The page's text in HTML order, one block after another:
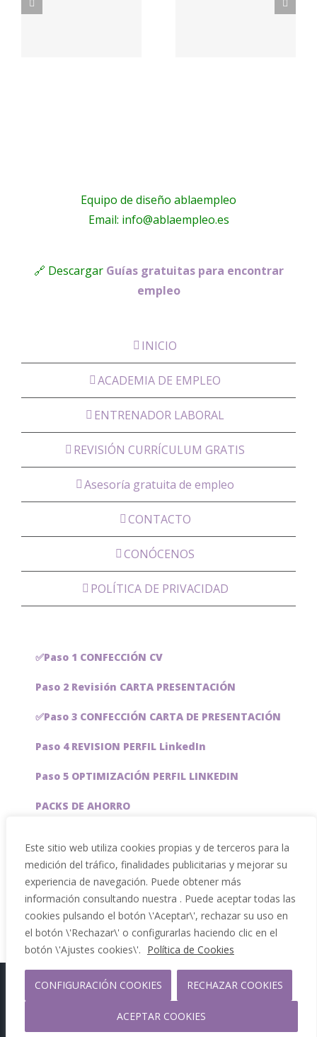
Este sitio web utiliza cookies propias y de terceros para la
medición del tráfico, finalidades publicitarias y mejorar su
experiencia de navegación. Puede obtener más
información consultando nuestra . Puede aceptar todas las
cookies pulsando el botón \'Aceptar\', rechazar su uso en
el botón \'Rechazar\' o configurarlas haciendo clic en el
botón \'Ajustes cookies\'. Política de Cookies
CONFIGURACIÓN COOKIES RECHAZAR COOKIES
ACEPTAR COOKIES
con
Equipo de diseño ablaempleo
Email: info@ablaempleo.es
🔗 Descargar Guías gratuitas para encontrar
empleo
INICIO
ACADEMIA DE EMPLEO
ENTRENADOR LABORAL
REVISIÓN CURRÍCULUM GRATIS
Asesoría gratuita de empleo
CONTACTO
CONÓCENOS
POLÍTICA DE PRIVACIDAD
✅Paso 1 CONFECCIÓN CV
Paso 2 Revisión CARTA PRESENTACIÓN
✅Paso 3 CONFECCIÓN CARTA DE PRESENTACIÓN
Paso 4 REVISION PERFIL LinkedIn
Paso 5 OPTIMIZACIÓN PERFIL LINKEDIN
PACKS DE AHORRO
Servicios especiales
Copyright 2012 - 2026 |
Facebook
Phone